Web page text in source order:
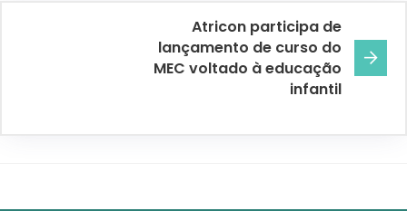
Atricon participa de
lançamento de curso do
MEC voltado à educação
infantil